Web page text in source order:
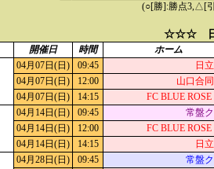
(○[勝]:勝点3,△[
☆☆☆ 日
開催日 時間 ホーム
04月07日(日) 09:45
日
04月07日(日)
12:00
山口合
04月07日(日)
14:15 FC BLUE
04月14日(日) 09:45
常盤
04月14日(日)
12:00
FC BLUE
04月14日(日)
14:15 日
04月28日(日) 09:45
常盤